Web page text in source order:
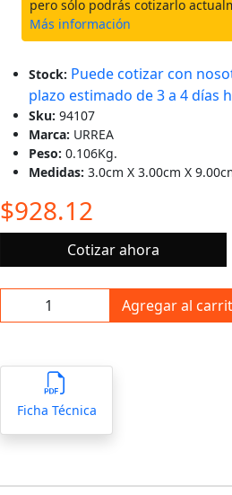
pero sólo podrás cotizarlo
Más información
Stock: Puede cotizar con
plazo estimado de 3 a 4 días
Sku: 94107
Marca: URREA
Peso: 0.106Kg.
Medidas: 3.0cm X 3.00cm X
$928.12
Cotizar ahora
Agregar al
Ficha Técnica